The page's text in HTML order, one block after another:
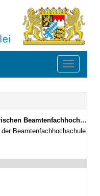
Toggle
Beamtenfachhochschule
Beamtenfachhochschule